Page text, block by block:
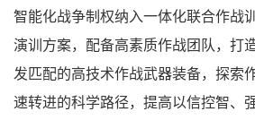
智能化战争制权纳入一体化联合作战
演训方案，配备高素质作战团队，打
发匹配的高技术作战武器装备，探索
速转进的科学路径，提高以信控智、